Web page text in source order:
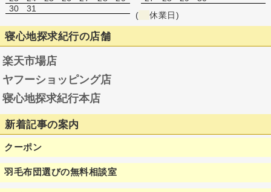
30
31
(
休業日)
寝心地探求紀行の店舗
楽天市場店
ヤフーショッピング店
寝心地探求紀行本店
新着記事の案内
クーポン
羽毛布団選びの無料相談室